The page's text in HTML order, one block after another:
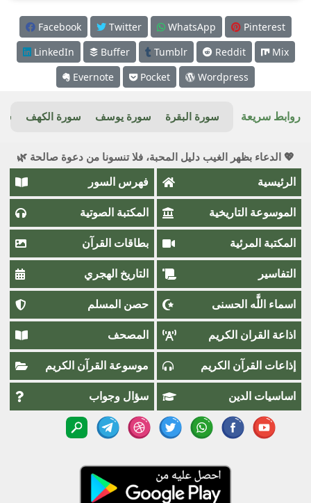
Facebook Twitter WhatsApp
Pinterest
LinkedIn
Buffer Tumblr Reddit
Mix
Evernote
Pocket Wordpress
روابط سريعة سورة البقرة سورة يوسف سورة الكهف
💖 الدعاء بظهر الغيب دليل المحبة، فلا تنسونا من دعوة صالحة 🌿
الرئيسية فهرس السور
الموسوعة التاريخية المكتبة الصوتية
المكتبة المرئية بطاقات القرآن
التفاسير التاريخ الهجري
اسماء اللَّٰه الحسنى حصن المسلم
اذاعة القران الكريم المصحف
إذاعات القرآن الكريم موسوعة القرآن الكريم
اساسيات الدين سؤال وجواب